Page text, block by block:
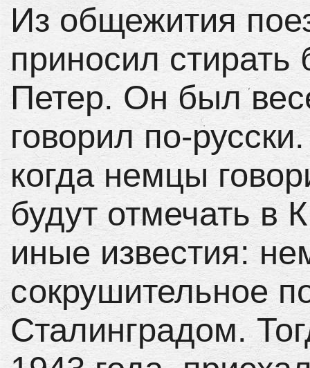
Из общежития
приносил
Петер. Он был
говорил по-
когда немцы
будут отмечать в
иные известия:
сокрушительное
Сталинградом.